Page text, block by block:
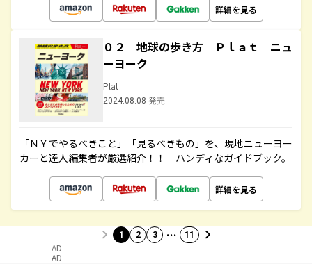
詳細を見る
０２ 地球の歩き方 Ｐｌａｔ ニュ
ーヨーク
Plat
2024.08.08 発売
「ＮＹでやるべきこと」「見るべきもの」を、現地ニューヨー
カーと達人編集者が厳選紹介！！ ハンディなガイドブック。
詳細を見る
1 2 3 … 11
AD
AD